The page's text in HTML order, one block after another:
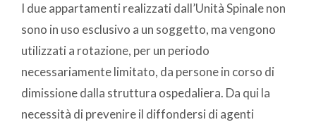
I due appartamenti realizzati dall’Unità Spinale non
sono in uso esclusivo a un soggetto, ma vengono
utilizzati a rotazione, per un periodo
necessariamente limitato, da persone in corso di
dimissione dalla struttura ospedaliera. Da qui la
necessità di prevenire il diffondersi di agenti